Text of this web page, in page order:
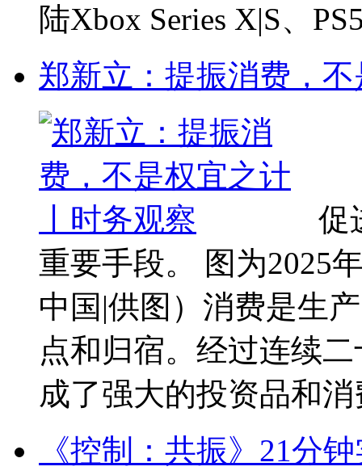
陆Xbox Series X|S、
郑新立：提振消费，
促
重要手段。 图为2025
中国|供图）消费是生
点和归宿。经过连续
成了强大的投资品和消
《控制：共振》21分